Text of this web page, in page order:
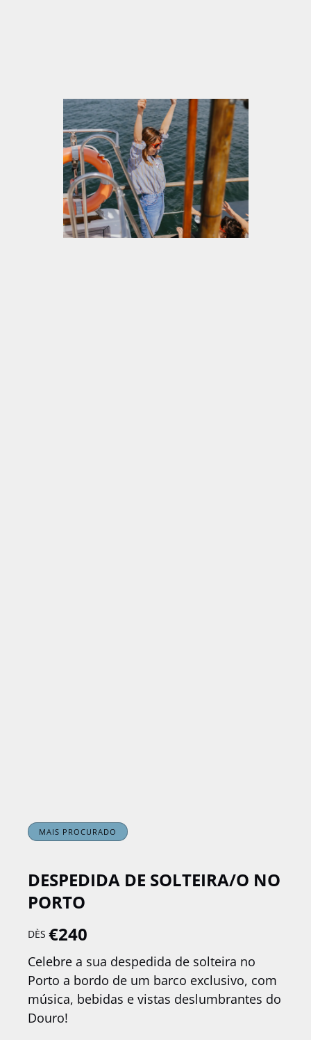
MAIS PROCURADO
DESPEDIDA DE SOLTEIRA/O NO
PORTO
DÈS €240
Celebre a sua despedida de solteira no
Porto a bordo de um barco exclusivo, com
música, bebidas e vistas deslumbrantes do
Douro!